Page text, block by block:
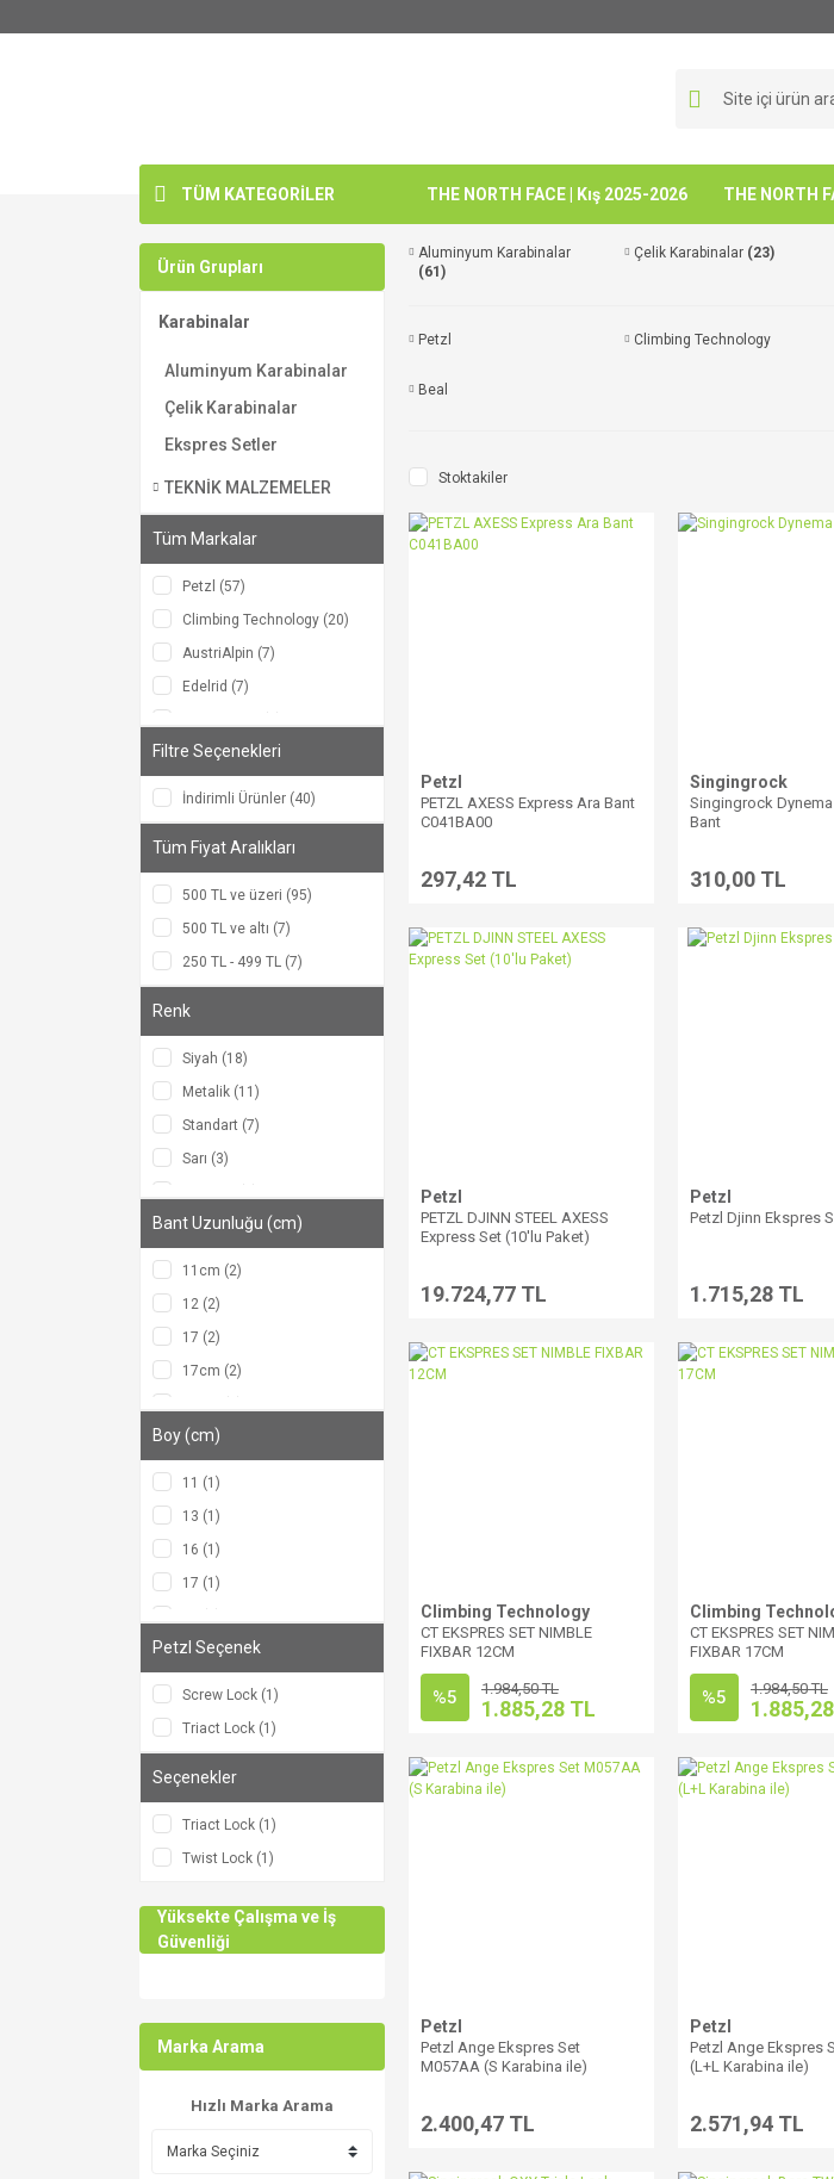
TÜM KATEGORİLER THE NORTH FACE | Kış 2025-2026 THE NORTH
Ürün Grupları
Karabinalar
Aluminyum Karabinalar
Çelik Karabinalar
Ekspres Setler
TEKNİK MALZEMELER
Tüm Markalar
Petzl (57)
Climbing Technology (20)
AustriAlpin (7)
Edelrid (7)
Beal (3)
Filtre Seçenekleri
İndirimli Ürünler (40)
Tüm Fiyat Aralıkları
500 TL ve üzeri (95)
500 TL ve altı (7)
250 TL - 499 TL (7)
Renk
Siyah (18)
Metalik (11)
Standart (7)
Sarı (3)
International Versiyon (2)
Mavi (1)
Mor (1)
Turkuaz (1)
Yeşil (1)
Bant Uzunluğu (cm)
11cm (2)
12 (2)
17 (2)
17cm (2)
10 (1)
25 (1)
Boy (cm)
11 (1)
13 (1)
16 (1)
17 (1)
25 (1)
Petzl Seçenek
Screw Lock (1)
Triact Lock (1)
Seçenekler
Triact Lock (1)
Twist Lock (1)
Yüksekte Çalışma ve İş
Güvenliği
Marka Arama
Hızlı Marka Arama
Aluminyum Karabinalar
(61)
Çelik Karabinalar (23)
Petzl Climbing Technology
Beal
Stoktakiler
Petzl
PETZL AXESS Express Ara Bant
C041BA00
297,42 TL
Singingrock
Singingrock
Bant
310,00 TL
Petzl
PETZL DJINN STEEL AXESS
Express Set (10'lu Paket)
19.724,77 TL
Petzl
Petzl Djinn Ekspres
1.715,28 TL
Climbing Technology
CT EKSPRES SET NIMBLE
FIXBAR 12CM
%5 1.984,50 TL
1.885,28 TL
Climbing
CT EKSPRES SET
FIXBAR 17CM
%5 1.984,50 TL
Petzl
Petzl Ange Ekspres Set
M057AA (S Karabina ile)
2.400,47 TL
Petzl
Petzl Ange Ekspres
(L+L Karabina ile)
2.571,94 TL